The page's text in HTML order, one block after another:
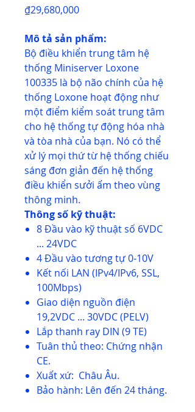
₫29,680,000Price
Mô tả sản phẩm:
Bộ điều khiển trung tâm hệ
thống Miniserver Loxone
100335 là bộ não chính của hệ
thống Loxone hoạt động như
một điểm kiểm soát trung tâm
cho hệ thống tự động hóa nhà
và tòa nhà của bạn. Nó có thể
xử lý mọi thứ từ hệ thống chiếu
sáng đơn giản đến hệ thống
điều khiển sưởi ấm theo vùng
thông minh.
Thông số kỹ thuật:
8 Đầu vào kỹ thuật số 6VDC
... 24VDC
4 Đầu vào tương tự 0-10V
Kết nối LAN (IPv4/IPv6, SSL,
100Mbps)
Giao diện nguồn điện
19,2VDC ... 30VDC (PELV)
Lắp thanh ray DIN (9 TE)
Tuân thủ theo: Chứng nhận
CE.
Xuất xứ: Châu Âu.
Bảo hành: Lên đến 24 tháng.